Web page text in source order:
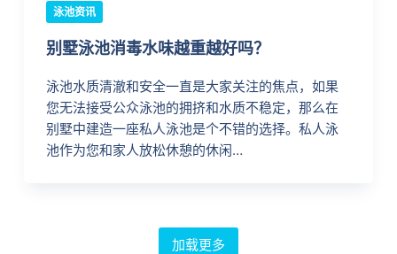
泳池资讯
别墅泳池消毒水味越重越好吗？
泳池水质清澈和安全一直是大家关注的焦点，如果
您无法接受公众泳池的拥挤和水质不稳定，那么在
别墅中建造一座私人泳池是个不错的选择。私人泳
池作为您和家人放松休憩的休闲…
加载更多